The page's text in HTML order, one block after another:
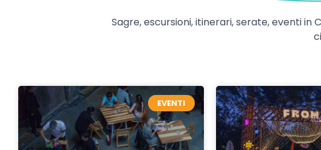
Sagre, escursioni, itinerari, serate, eventi
EVENTI